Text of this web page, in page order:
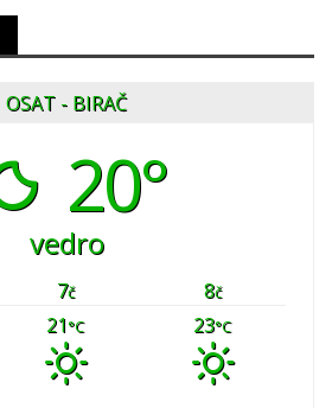
OSAT - BIRAČ
20°
vedro
7č 8č
21°C 23°C